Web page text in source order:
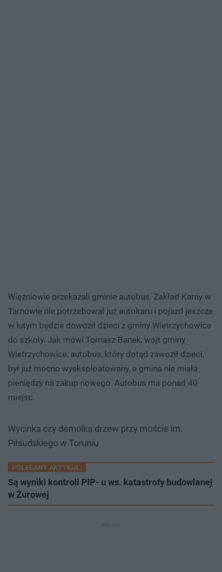
Więźniowie przekazali gminie autobus. Zakład Karny w
Tarnowie nie potrzebował już autokaru i pojazd jeszcze
w lutym będzie dowoził dzieci z gminy Wietrzychowice
do szkoły. Jak mówi Tomasz Banek, wójt gminy
Wietrzychowice, autobus, który dotąd zawoził dzieci,
był już mocno wyeksploatowany, a gmina nie miała
pieniędzy na zakup nowego. Autobus ma ponad 40
miejsc.
Wycinka czy demolka drzew przy moście im.
Piłsudskiego w Toruniu
POLECANY ARTYKUŁ:
Są wyniki kontroli PIP- u ws. katastrofy budowlanej
w Żurowej